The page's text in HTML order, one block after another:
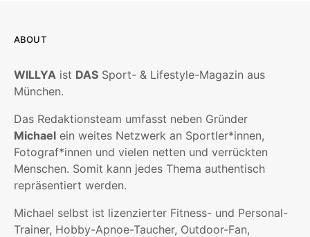
ABOUT
WILLYA ist DAS Sport- & Lifestyle-Magazin aus
München.
Das Redaktionsteam umfasst neben Gründer
Michael ein weites Netzwerk an Sportler*innen,
Fotograf*innen und vielen netten und verrückten
Menschen. Somit kann jedes Thema authentisch
repräsentiert werden.
Michael selbst ist lizenzierter Fitness- und Personal-
Trainer, Hobby-Apnoe-Taucher, Outdoor-Fan,